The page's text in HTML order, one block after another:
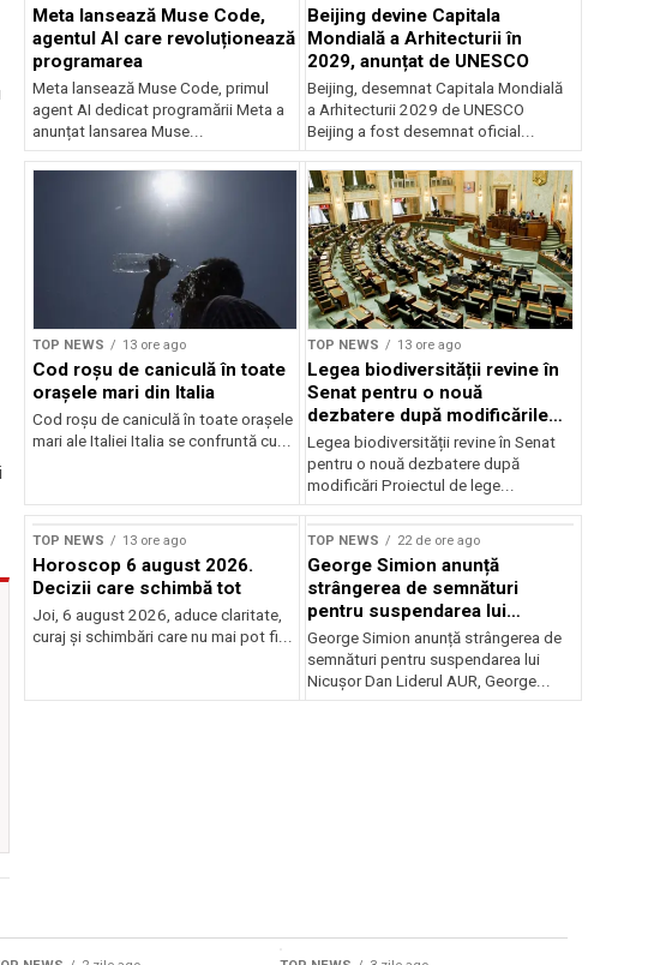
Meta lansează Muse Code,
agentul AI care revoluționează
programarea
Meta lansează Muse Code, primul
agent AI dedicat programării Meta a
anunțat lansarea Muse...
Beijing devine Capitala
Mondială a Arhitecturii în
2029, anunțat de UNESCO
Beijing, desemnat Capitala Mondială
a Arhitecturii 2029 de UNESCO
Beijing a fost desemnat oficial...
TOP NEWS 13 ore ago
Cod roșu de caniculă în toate
orașele mari din Italia
Cod roșu de caniculă în toate orașele
mari ale Italiei Italia se confruntă cu...
TOP NEWS 13 ore ago
Legea biodiversității revine în
Senat pentru o nouă
dezbatere după modificările
deputaților
Legea biodiversității revine în Senat
pentru o nouă dezbatere după
modificări Proiectul de lege...
TOP NEWS 13 ore ago
Horoscop 6 august 2026.
Decizii care schimbă tot
Joi, 6 august 2026, aduce claritate,
curaj și schimbări care nu mai pot fi...
TOP NEWS 22 de ore ago
George Simion anunță
strângerea de semnături
pentru suspendarea lui
Nicușor Dan
George Simion anunță strângerea de
semnături pentru suspendarea lui
Nicușor Dan Liderul AUR, George...